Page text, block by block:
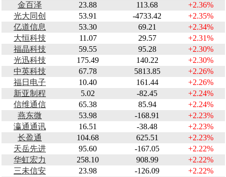
金百泽
23.88 113.68
+2.36%
光大同创
53.91 -4733.42
+2.35%
亿道信息
53.30 69.21
+2.34%
大恒科技
11.07 29.57
+2.31%
福晶科技
59.55 95.28
+2.30%
光迅科技
175.49 140.22
+2.30%
中英科技
67.78 5813.85
+2.26%
福日电子
10.40 161.44
+2.26%
新亚制程
5.02 -82.45
+2.24%
信维通信
65.38 85.94
+2.24%
燕东微
53.98 -168.91
+2.23%
瀛通通讯
16.51 -38.48
+2.23%
长盈通
104.68 625.51
+2.23%
天岳先进
95.60 -167.05
+2.22%
华虹宏力
258.10 908.99
+2.22%
三未信安
23.98 -126.09
+2.22%